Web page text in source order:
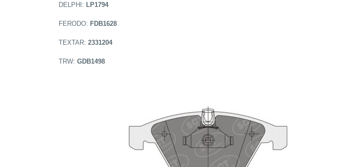
DELPHI: LP1794
FERODO: FDB1628
TEXTAR: 2331204
TRW: GDB1498